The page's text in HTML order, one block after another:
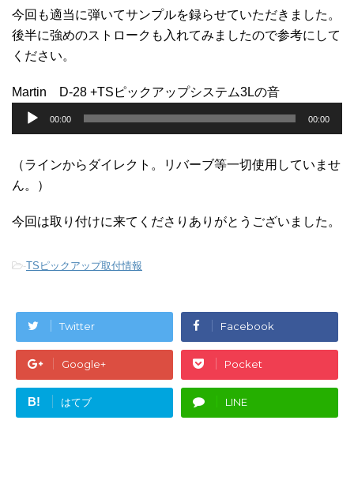
今回も適当に弾いてサンプルを録らせていただきました。
後半に強めのストロークも入れてみましたので参考にして
ください。
Martin D-28 +TSピックアップシステム3Lの音
声
レ
ー
ヤ
00:00 00:00
（ラインからダイレクト。リバーブ等一切使用していませ
ん。）
今回は取り付けに来てくださりありがとうございました。
-TSピックアップ取付情報
Twitter Facebook
Google+ Pocket
B! はてブ LINE